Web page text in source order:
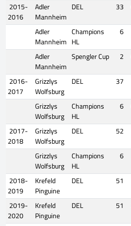
2015-
2016
Adler
Mannheim
DEL 33
Adler
Mannheim
Champions
HL
6
Adler
Mannheim
Spengler Cup 2
2016-
2017
Grizzlys
Wolfsburg
DEL 37
Grizzlys
Wolfsburg
Champions
HL
6
2017-
2018
Grizzlys
Wolfsburg
DEL 52
Grizzlys
Wolfsburg
Champions
HL
6
2018-
2019
Krefeld
Pinguine
DEL 51
2019-
2020
Krefeld
Pinguine
DEL 51